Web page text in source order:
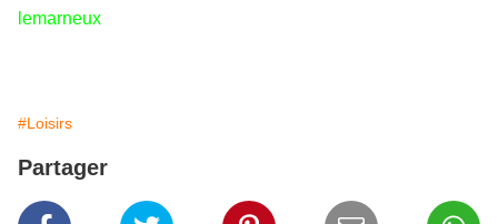
lemarneux
#Loisirs
Partager